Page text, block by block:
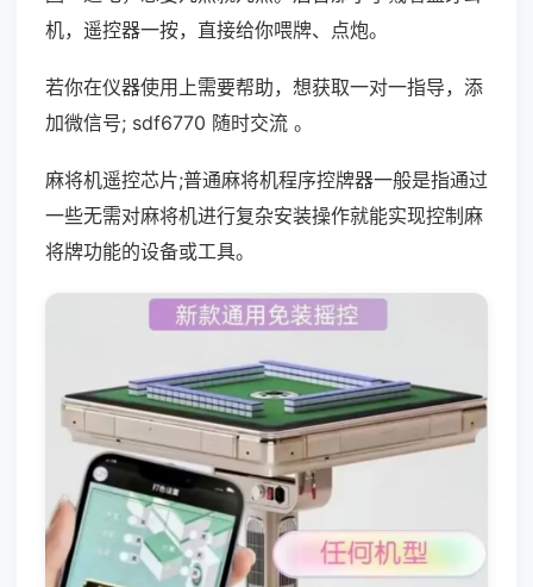
机，遥控器一按，直接给你喂牌、点炮。
若你在仪器使用上需要帮助，想获取一对一指导，添
加微信号; sdf6770 随时交流 。
麻将机遥控芯片;普通麻将机程序控牌器一般是指通过
一些无需对麻将机进行复杂安装操作就能实现控制麻
将牌功能的设备或工具。